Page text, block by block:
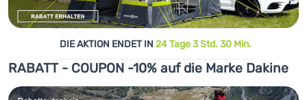
DIE AKTION ENDET IN 24 Tage 3 Std. 30 Min.
RABATT - COUPON -10% auf die Marke Dakine